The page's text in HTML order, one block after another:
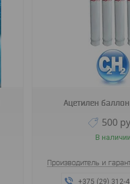
Ацетилен
500
В наличии
Производитель и
+375 (29) 312-